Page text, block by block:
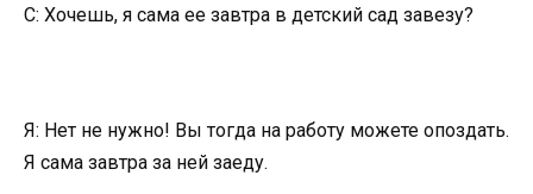
С: Хочешь, я сама ее завтра в детский сад завезу?
Я: Нет не нужно! Вы тогда на работу можете опоздать.
Я сама завтра за ней заеду.